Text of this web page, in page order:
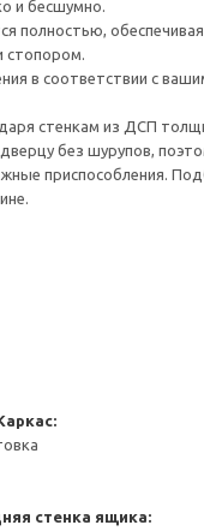
и бесшумно.
полностью,
стопором.
в соответствии с
стенкам из ДСП
без шурупов,
приспособления.
стенка ящика: